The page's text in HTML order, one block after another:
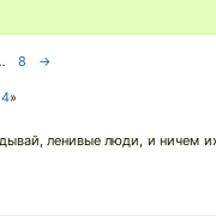
8 →
»
ленивые люди, и ничем